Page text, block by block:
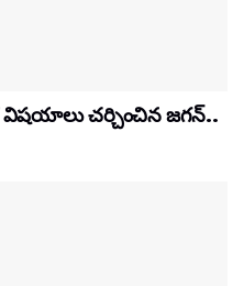
చర్చించిన జగన్..